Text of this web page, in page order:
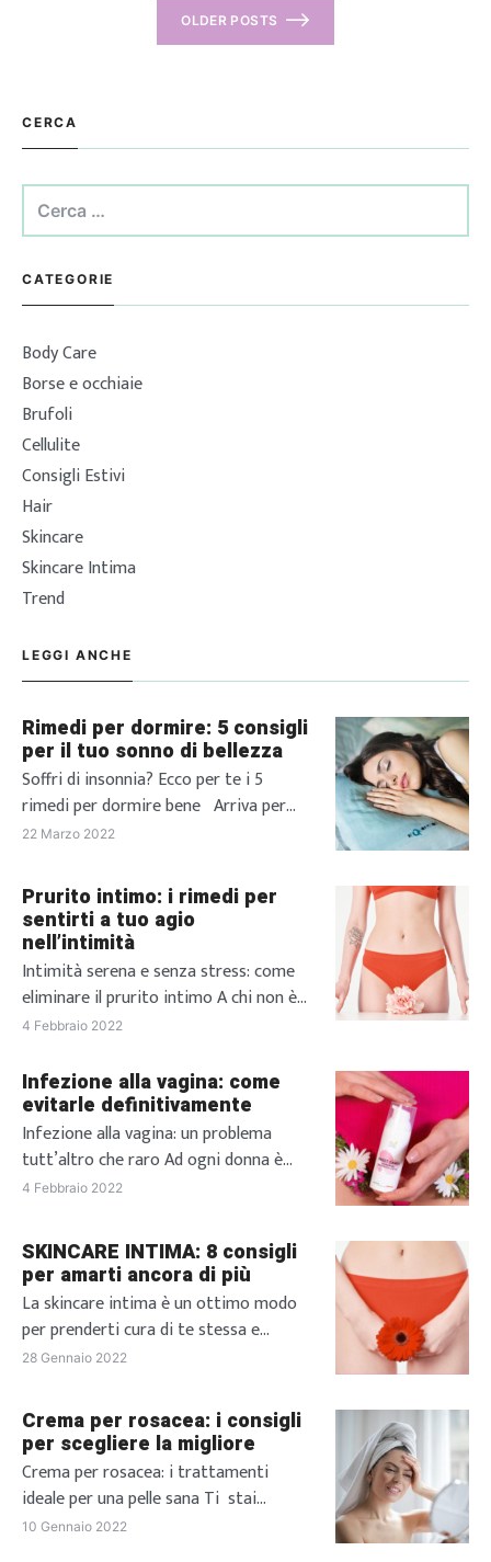
più? Non sentirti in imbarazzo!
Sebbene se ne parli poco, le […]
OLDER POSTS
CERCA
Ricerca
per:
CATEGORIE
Body Care
Borse e occhiaie
Brufoli
Cellulite
Consigli Estivi
Hair
Skincare
Skincare Intima
Trend
LEGGI ANCHE
Rimedi per dormire: 5 consigli
per il tuo sonno di bellezza
Soffri di insonnia? Ecco per te i 5
rimedi per dormire bene Arriva per
tutti quel fatidico momento della
a dormire, attenendo con ansia il
momento in cui potrai finalmente
posare la testa sul cuscino e,
puntualmente passi la notte a girarti e
rigirarti nel letto […]
22 Marzo 2022
Prurito intimo: i rimedi per
sentirti a tuo agio
nell’intimità
Intimità serena e senza stress: come
eliminare il prurito intimo A chi non è
mai capitato di soffrire di prurito
peggiorare la situazione può essere la
sua comparsa in momenti particolari.
Capita, infatti, a molte donne di
soffrire di irritazioni, prudore intimo e
bruciore, tutte situazioni che
4 Febbraio 2022
Infezione alla vagina: come
evitarle definitivamente
Infezione alla vagina: un problema
tutt’altro che raro Ad ogni donna è
capitato, almeno una volta nella vita, di
infezioni intime possono avere le
cause più disparate e interessano un
gran numero di donne, soprattutto in
età riproduttiva. In questo articolo,
approfondiremo proprio il tema delle
infezioni vaginali, parlando delle […]
4 Febbraio 2022
SKINCARE INTIMA: 8 consigli
per amarti ancora di più
La skincare intima è un ottimo modo
per prenderti cura di te stessa e
amarti ogni giorno sempre di più ❤️
“V-Beauty” ovvero la routine di
bellezza e benessere vaginale, è
diventata negli ultimi anni un vero
trend che va di pari passo con
l’empower femminile e il […]
28 Gennaio 2022
Crema per rosacea: i consigli
per scegliere la migliore
Crema per rosacea: i trattamenti
ideale per una pelle sana Ti stai
chiedendo quale sia la miglior crema
10 Gennaio 2022